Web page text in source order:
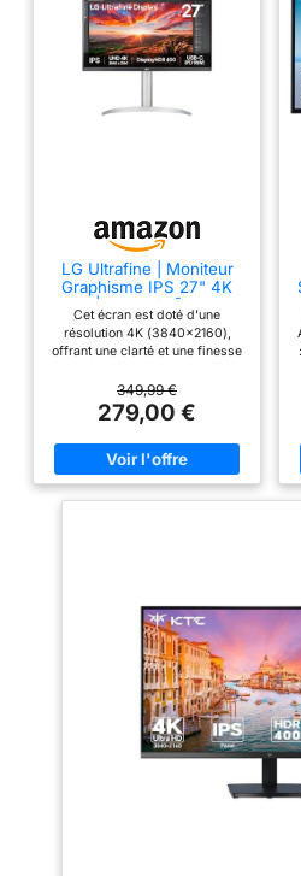
Les haut-parleurs
MaxxAudio prennent
effets sonores réalistes
puissant pour une
complète.
LG Ultrafine | Moniteur
Graphisme IPS 27" 4K
UHD | 400cd/m² USB-C
(PD 96W)
Cet écran est doté d'une
résolution 4K (3840x2160),
offrant une clarté et une finesse
ainsi qu'une résolution UHD
Compatible VESA DisplayHDR
400, cet écran offre une
luminosité et un contraste
intenses, pour une immersion
visuelle totale dans vos jeux,
vision large. Profitez de
couleurs riches, nettes, avec un
rendu fidèle à la réalité. Le port
USB Type-C permet l'affichage
vidéo 4K, le transfert de
données et le chargement d'un
ordinateur portable/appareil
mobile jusqu'à 90W, le tout en
même temps via un seul câble.
éclaircit de manière dynamique
les scènes sombres pour vous
349,99 €
279,00 €